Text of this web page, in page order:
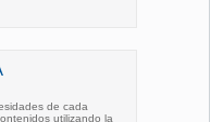
de cada
utilizando la